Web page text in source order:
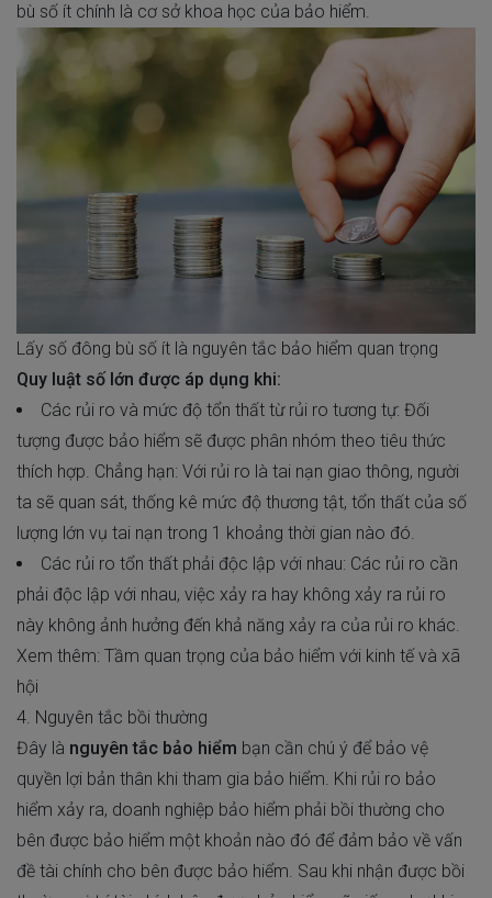
bù số ít chính là cơ sở khoa học của bảo hiểm.
Lấy số đông bù số ít là nguyên tắc bảo hiểm quan trọng
Quy luật số lớn được áp dụng khi:
Các rủi ro và mức độ tổn thất từ rủi ro tương tự: Đối
tượng được bảo hiểm sẽ được phân nhóm theo tiêu thức
thích hợp. Chẳng hạn: Với rủi ro là tai nạn giao thông, người
ta sẽ quan sát, thống kê mức độ thương tật, tổn thất của số
lượng lớn vụ tai nạn trong 1 khoảng thời gian nào đó.
Các rủi ro tổn thất phải độc lập với nhau: Các rủi ro cần
phải độc lập với nhau, việc xảy ra hay không xảy ra rủi ro
này không ảnh hưởng đến khả năng xảy ra của rủi ro khác.
Xem thêm: Tầm quan trọng của bảo hiểm với kinh tế và xã
hội
4. Nguyên tắc bồi thường
Đây là nguyên tắc bảo hiểm bạn cần chú ý để bảo vệ
quyền lợi bản thân khi tham gia bảo hiểm. Khi rủi ro bảo
hiểm xảy ra, doanh nghiệp bảo hiểm phải bồi thường cho
bên được bảo hiểm một khoản nào đó để đảm bảo về vấn
đề tài chính cho bên được bảo hiểm. Sau khi nhận được bồi